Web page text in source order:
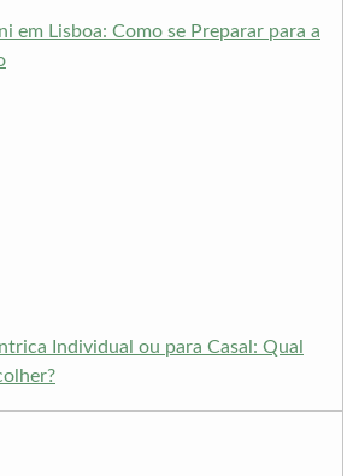
em Lisboa: Como se Preparar para a
Individual ou para Casal: Qual